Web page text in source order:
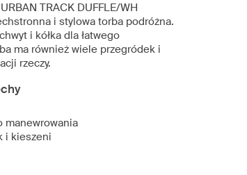
TRACK DUFFLE/WH
i stylowa torba podróżna.
i kółka dla łatwego
ma również wiele przegródek i
rzeczy.
manewrowania
i kieszeni